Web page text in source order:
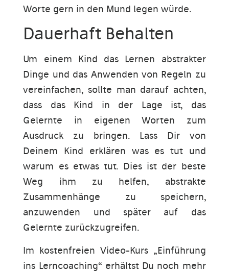
Worte gern in den Mund legen würde.
Dauerhaft Behalten
Um einem Kind das Lernen abstrakter
Dinge und das Anwenden von Regeln zu
vereinfachen, sollte man darauf achten,
dass das Kind in der Lage ist, das
Gelernte in eigenen Worten zum
Ausdruck zu bringen. Lass Dir von
Deinem Kind erklären was es tut und
warum es etwas tut. Dies ist der beste
Weg ihm zu helfen, abstrakte
Zusammenhänge zu speichern,
anzuwenden und später auf das
Gelernte zurückzugreifen.
Im kostenfreien Video-Kurs „Einführung
ins Lerncoaching“ erhältst Du noch mehr